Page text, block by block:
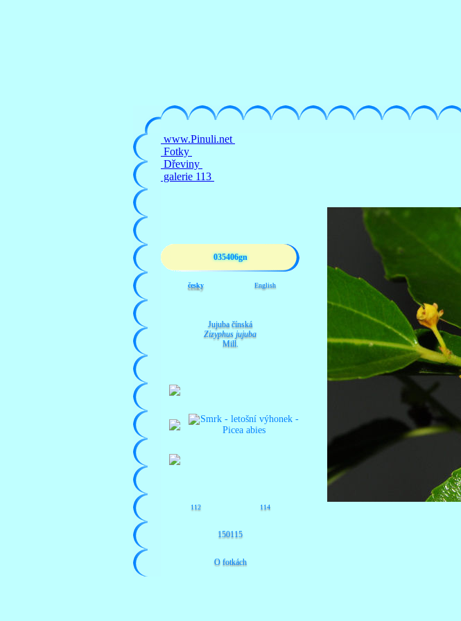
035406gn
česky English
Jujuba čínská
Zizyphus jujuba
Mill.